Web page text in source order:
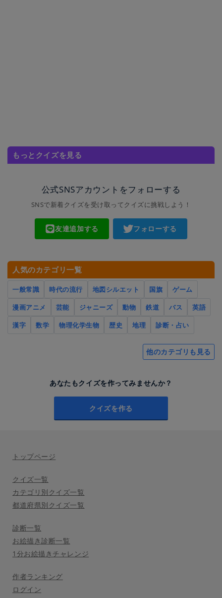
もっとクイズを見る
公式SNSアカウントをフォローする
SNSで新着クイズを受け取ってクイズに挑戦しよう！
友達追加する フォローする
人気のカテゴリ一覧
一般常識 時代の流行 地図シルエット 国旗
ゲーム
漫画アニメ
芸能 ジャニーズ 動物 鉄道 バス
英語
漢字
数学 物理化学生物 歴史 地理 診断・占い
他のカテゴリも見る
あなたもクイズを作ってみませんか？
クイズを作る
トップページ
クイズ一覧
カテゴリ別クイズ一覧
都道府県別クイズ一覧
診断一覧
お絵描き診断一覧
1分お絵描きチャレンジ
作者ランキング
ログイン